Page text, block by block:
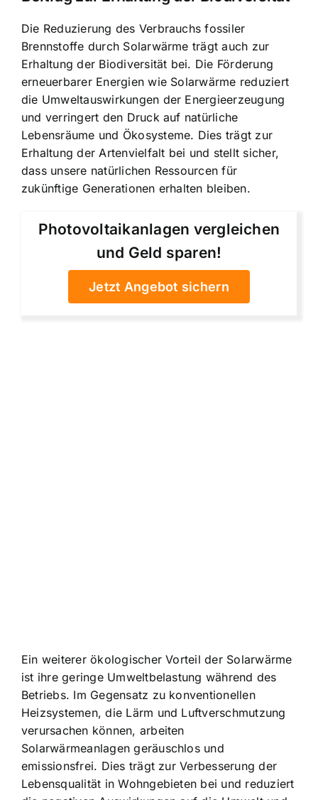
Die Reduzierung des Verbrauchs fossiler
Brennstoffe durch Solarwärme trägt auch zur
Erhaltung der Biodiversität bei. Die Förderung
erneuerbarer Energien wie Solarwärme reduziert
die Umweltauswirkungen der Energieerzeugung
und verringert den Druck auf natürliche
Lebensräume und Ökosysteme. Dies trägt zur
Erhaltung der Artenvielfalt bei und stellt sicher,
dass unsere natürlichen Ressourcen für
zukünftige Generationen erhalten bleiben.
Photovoltaikanlagen vergleichen
und Geld sparen!
Jetzt Angebot sichern
Ein weiterer ökologischer Vorteil der Solarwärme
ist ihre geringe Umweltbelastung während des
Betriebs. Im Gegensatz zu konventionellen
Heizsystemen, die Lärm und Luftverschmutzung
verursachen können, arbeiten
Solarwärmeanlagen geräuschlos und
emissionsfrei. Dies trägt zur Verbesserung der
Lebensqualität in Wohngebieten bei und reduziert